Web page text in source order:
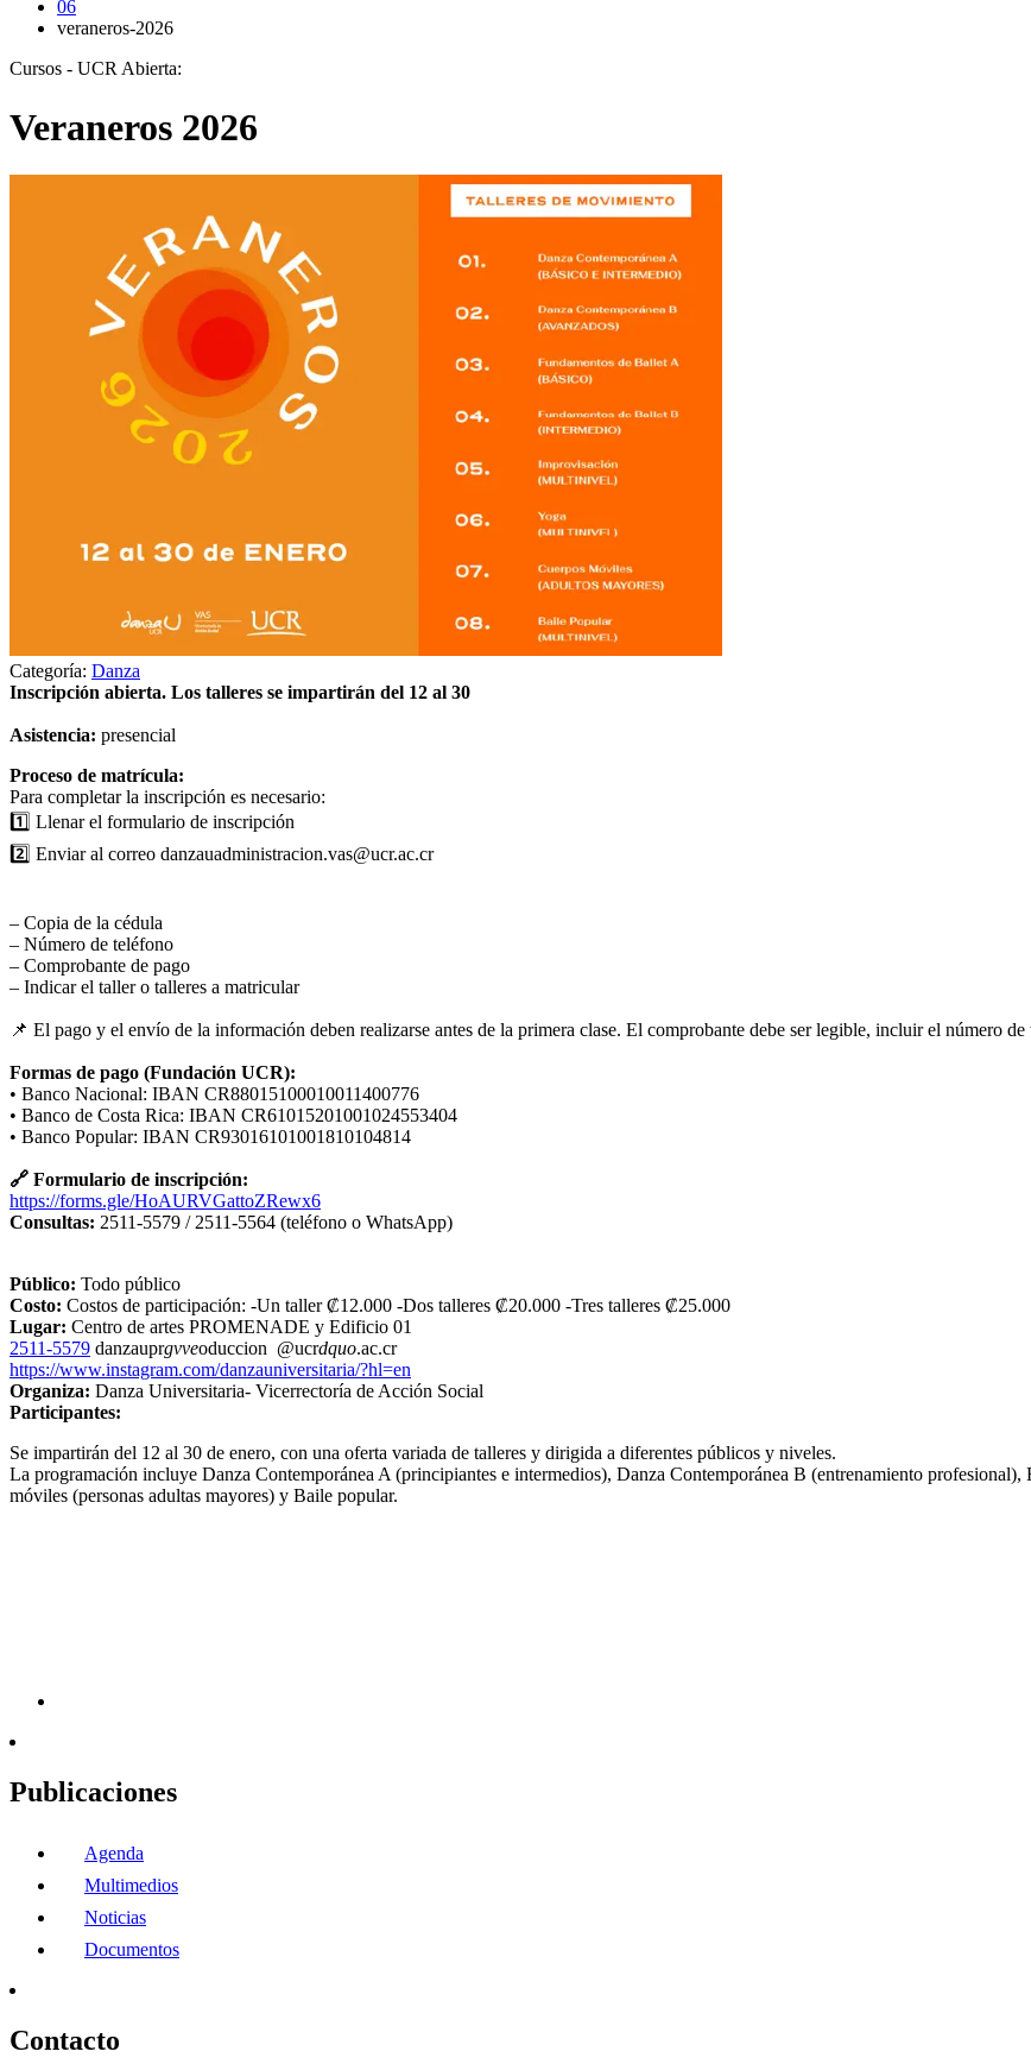
06
veraneros-2026
Cursos - UCR Abierta:
Veraneros 2026
Categoría: Danza
Inscripción abierta. Los talleres se impartirán del 12 al 30
Asistencia: presencial
Proceso de matrícula:
Para completar la inscripción es necesario:
1️⃣ Llenar el formulario de inscripción
2️⃣ Enviar al correo danzauadministracion.vas@ucr.ac.cr
– Copia de la cédula
– Número de teléfono
– Comprobante de pago
– Indicar el taller o talleres a matricular
📌 El pago y el envío de la información deben realizarse antes de la primera clase. El comprobante debe ser legible, incluir el número
Formas de pago (Fundación UCR):
• Banco Nacional: IBAN CR88015100010011400776
• Banco de Costa Rica: IBAN CR61015201001024553404
• Banco Popular: IBAN CR93016101001810104814
🔗 Formulario de inscripción:
https://forms.gle/HoAURVGattoZRewx6
Consultas: 2511-5579 / 2511-5564 (teléfono o WhatsApp)
Público: Todo público
Costo: Costos de participación: -Un taller ₡12.000 -Dos talleres ₡20.000 -Tres talleres ₡25.000
Lugar: Centro de artes PROMENADE y Edificio 01
2511-5579 danzauprgvveoduccion @ucrdquo.ac.cr
https://www.instagram.com/danzauniversitaria/?hl=en
Organiza: Danza Universitaria- Vicerrectoría de Acción Social
Participantes:
Se impartirán del 12 al 30 de enero, con una oferta variada de talleres y dirigida a diferentes públicos y niveles.
La programación incluye Danza Contemporánea A (principiantes e intermedios), Danza Contemporánea B (entrenamiento
móviles (personas adultas mayores) y Baile popular.
Publicaciones
Agenda
Multimedios
Noticias
Documentos
Contacto